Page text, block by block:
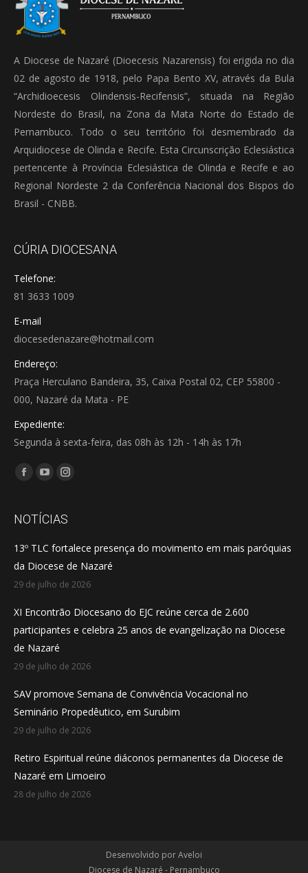
A Diocese de Nazaré (Dioecesis Nazarensis) foi erigida no dia
02 de agosto de 1918, pelo Papa Bento XV, através da Bula
“Archidioecesis Olindensis-Recifensis”, situada na Região
Nordeste do Brasil, na Zona da Mata Norte do Estado de
Pernambuco. Todo o seu território foi desmembrado da
Arquidiocese de Olinda e Recife. Esta Circunscrição Eclesiástica
pertencente à Província Eclesiástica de Olinda e Recife e ao
Regional Nordeste 2 da Conferência Nacional dos Bispos do
Brasil - CNBB.
CÚRIA DIOCESANA
Telefone:
81 3633 1009
E-mail
diocesedenazare@hotmail.com
Endereço:
Praça Herculano Bandeira, 35, Caixa Postal 02, CEP 55800 -
000, Nazaré da Mata - PE
Expediente:
Segunda à sexta-feira, das 08h às 12h - 14h às 17h
Encontre-nos em:
Facebook
opens
new
window
YouTube
opens
new
window
Instagram
opens
new
window
NOTÍCIAS
13º TLC fortalece presença do movimento em mais paróquias
da Diocese de Nazaré
29 de julho de 2026
XI Encontrão Diocesano do EJC reúne cerca de 2.600
participantes e celebra 25 anos de evangelização na Diocese
de Nazaré
29 de julho de 2026
SAV promove Semana de Convivência Vocacional no
Seminário Propedêutico, em Surubim
29 de julho de 2026
Retiro Espiritual reúne diáconos permanentes da Diocese de
Nazaré em Limoeiro
28 de julho de 2026
Desenvolvido porAveloi
Diocese de Nazaré - Pernambuco